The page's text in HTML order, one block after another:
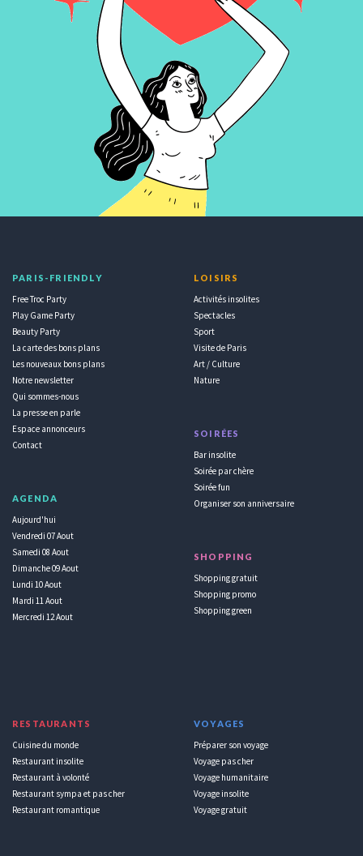
PARIS-FRIENDLY
Free Troc Party
Play Game Party
Beauty Party
La carte des bons plans
Les nouveaux bons plans
Notre newsletter
Qui sommes-nous
La presse en parle
Espace annonceurs
Contact
AGENDA
Aujourd'hui
Vendredi 07 Aout
Samedi 08 Aout
Dimanche 09 Aout
Lundi 10 Aout
Mardi 11 Aout
Mercredi 12 Aout
LOISIRS
Activités insolites
Spectacles
Sport
Visite de Paris
Art / Culture
Nature
SOIRÉES
Bar insolite
Soirée par chère
Soirée fun
Organiser son anniversaire
SHOPPING
Shopping gratuit
Shopping promo
Shopping green
RESTAURANTS
Cuisine du monde
Restaurant insolite
Restaurant à volonté
Restaurant sympa et pas cher
Restaurant romantique
VOYAGES
Préparer son voyage
Voyage pas cher
Voyage humanitaire
Voyage insolite
Voyage gratuit